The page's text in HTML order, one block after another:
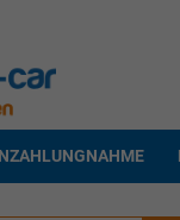
INZAHLUNGNAHME